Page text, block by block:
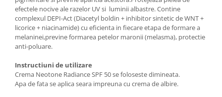
efectele nocive ale razelor UV si luminii albastre. Contine
complexul DEPI-Act (Diacetyl boldin + inhibitor sintetic de WNT +
licorice + niacinamide) cu eficienta in fiecare etapa de formare a
melaninei,previne formarea petelor maronii (melasma), protectie
anti-poluare.
Instructiuni de utilizare
Crema Neotone Radiance SPF 50 se foloseste dimineata.
Apa de fata se aplica seara impreuna cu crema de albire.